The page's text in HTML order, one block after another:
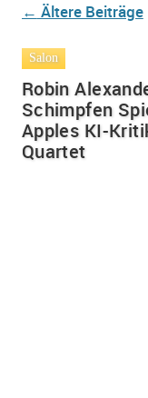
Beitrags-
← Ältere Beiträge
Salon
Robin
Schimpfen
Apples KI-
Quartet